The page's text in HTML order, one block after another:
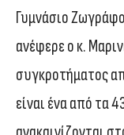
Γυμνάσιο
ανέφερε ο κ.
συγκροτήματος
είναι ένα από τα